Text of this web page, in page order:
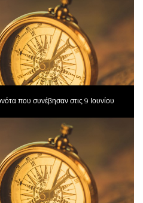
που συνέβησαν στις 9 Ιουνίου